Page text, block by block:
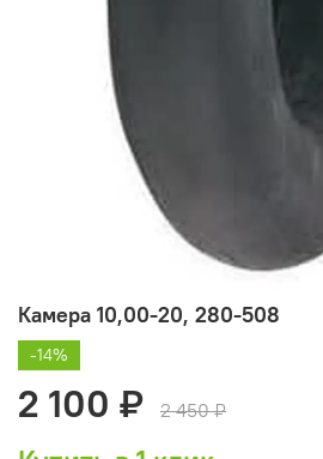
Камера 10,00-20, 280-508
-14%
2 100 ₽ 2 450 ₽